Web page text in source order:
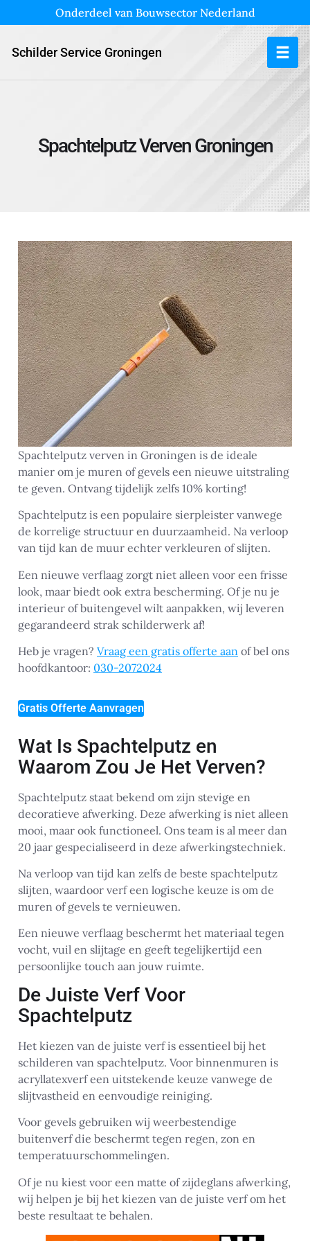
Onderdeel van Bouwsector Nederland
Schilder Service Groningen
Spachtelputz Verven Groningen
Spachtelputz verven in Groningen is de ideale
manier om je muren of gevels een nieuwe uitstraling
te geven. Ontvang tijdelijk zelfs 10% korting!
Spachtelputz is een populaire sierpleister vanwege
de korrelige structuur en duurzaamheid. Na verloop
van tijd kan de muur echter verkleuren of slijten.
Een nieuwe verflaag zorgt niet alleen voor een frisse
look, maar biedt ook extra bescherming. Of je nu je
interieur of buitengevel wilt aanpakken, wij leveren
gegarandeerd strak schilderwerk af!
Heb je vragen? Vraag een gratis offerte aan of bel ons
hoofdkantoor: 030-2072024
Gratis Offerte Aanvragen
Wat Is Spachtelputz en
Waarom Zou Je Het Verven?
Spachtelputz staat bekend om zijn stevige en
decoratieve afwerking. Deze afwerking is niet alleen
mooi, maar ook functioneel. Ons team is al meer dan
20 jaar gespecialiseerd in deze afwerkingstechniek.
Na verloop van tijd kan zelfs de beste spachtelputz
slijten, waardoor verf een logische keuze is om de
muren of gevels te vernieuwen.
Een nieuwe verflaag beschermt het materiaal tegen
vocht, vuil en slijtage en geeft tegelijkertijd een
persoonlijke touch aan jouw ruimte.
De Juiste Verf Voor
Spachtelputz
Het kiezen van de juiste verf is essentieel bij het
schilderen van spachtelputz. Voor binnenmuren is
acryllatexverf een uitstekende keuze vanwege de
slijtvastheid en eenvoudige reiniging.
Voor gevels gebruiken wij weerbestendige
buitenverf die beschermt tegen regen, zon en
temperatuurschommelingen.
Of je nu kiest voor een matte of zijdeglans afwerking,
wij helpen je bij het kiezen van de juiste verf om het
beste resultaat te behalen.